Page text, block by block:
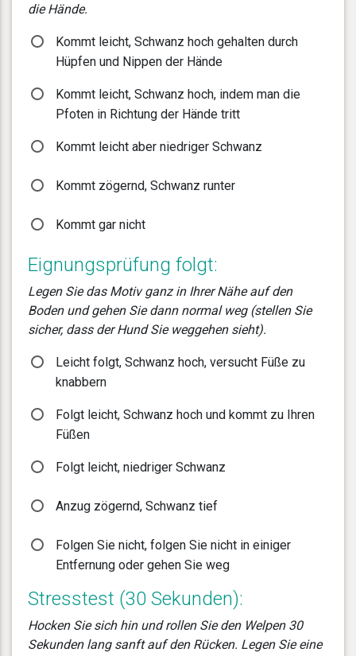
die Hände.
Kommt leicht, Schwanz hoch gehalten durch
Hüpfen und Nippen der Hände
Kommt leicht, Schwanz hoch, indem man die
Pfoten in Richtung der Hände tritt
Kommt leicht aber niedriger Schwanz
Kommt zögernd, Schwanz runter
Kommt gar nicht
Eignungsprüfung folgt:
Legen Sie das Motiv ganz in Ihrer Nähe auf den
Boden und gehen Sie dann normal weg (stellen Sie
sicher, dass der Hund Sie weggehen sieht).
Leicht folgt, Schwanz hoch, versucht Füße zu
knabbern
Folgt leicht, Schwanz hoch und kommt zu Ihren
Füßen
Folgt leicht, niedriger Schwanz
Anzug zögernd, Schwanz tief
Folgen Sie nicht, folgen Sie nicht in einiger
Entfernung oder gehen Sie weg
Stresstest (30 Sekunden):
Hocken Sie sich hin und rollen Sie den Welpen 30
Sekunden lang sanft auf den Rücken. Legen Sie eine